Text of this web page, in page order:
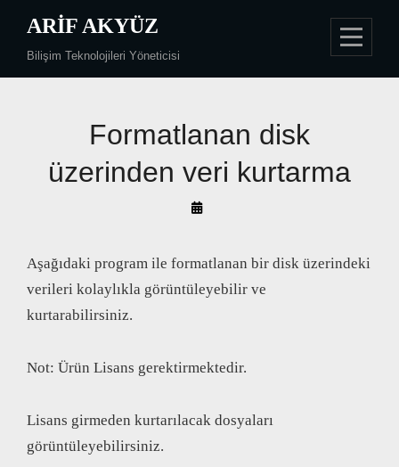
content
ARIF AKYÜZ
Bilişim Teknolojileri Yöneticisi
Formatlanan disk
üzerinden veri kurtarma
By
Aşağıdaki program ile formatlanan bir disk üzerindeki
verileri kolaylıkla görüntüleyebilir ve
kurtarabilirsiniz.
Not: Ürün Lisans gerektirmektedir.
Lisans girmeden kurtarılacak dosyaları
görüntüleyebilirsiniz.